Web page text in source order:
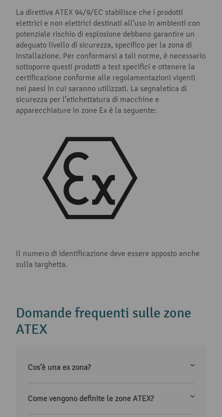
La direttiva ATEX 94/9/EC stabilisce che i prodotti
elettrici e non elettrici destinati all’uso in ambienti con
potenziale rischio di esplosione debbano garantire un
adeguato livello di sicurezza, specifico per la zona di
installazione. Per conformarsi a tali norme, è necessario
sottoporre questi prodotti a test specifici e ottenere la
certificazione conforme alle regolamentazioni vigenti
nei paesi in cui saranno utilizzati. La segnaletica di
sicurezza per l’etichettatura di macchine e
apparecchiature in zone Ex è la seguente:
Il numero di identificazione deve essere apposto anche
sulla targhetta.
Domande frequenti sulle zone
ATEX
Cos’è una ex zona?
Come vengono definite le zone ATEX?